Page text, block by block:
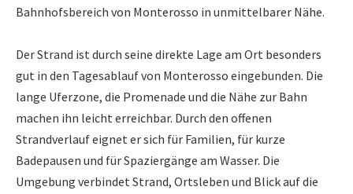
Bahnhofsbereich von Monterosso in unmittelbarer Nähe.
Der Strand ist durch seine direkte Lage am Ort besonders
gut in den Tagesablauf von Monterosso eingebunden. Die
lange Uferzone, die Promenade und die Nähe zur Bahn
machen ihn leicht erreichbar. Durch den offenen
Strandverlauf eignet er sich für Familien, für kurze
Badepausen und für Spaziergänge am Wasser. Die
Umgebung verbindet Strand, Ortsleben und Blick auf die